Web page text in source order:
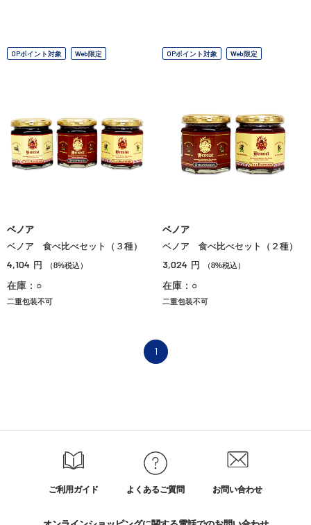
OPポイント対象 Web限定
ベノア
ベノア 食べ比べセット（３種）
4,104 円 （8%税込）
在庫：○
二重包装不可
OPポイント対象 Web限定
ベノア
ベノア 食べ比べセット（２種）
3,024 円 （8%税込）
在庫：○
二重包装不可
1
ご利用ガイド よくあるご質問 お問い合わせ